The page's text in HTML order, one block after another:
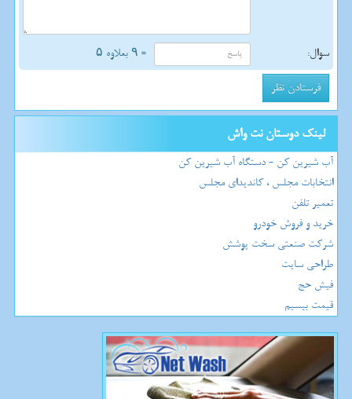
سوال: = ۹ بعلاوه ۵
لینک دوستان نت واش
آب شیرین کن - دستگاه آب شیرین کن
انتخابات مجلس ، کاندیدای مجلس
تعمیر تلفن
خرید و فروش خودرو
شرکت صنعتی سخت پوشش
طراحی سایت
فیش حج
قیمت بیسیم